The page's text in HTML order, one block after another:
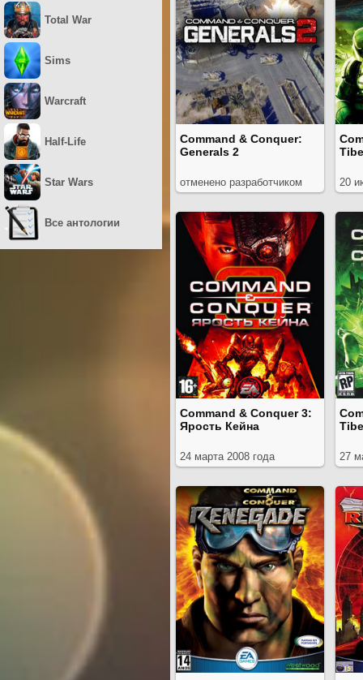
Command & Conquer:
Generals 2
отменено разработчиком 20
Command & Conquer 3:
Ярость Кейна
24 марта 2008 года 27
Total War
Sims
Warcraft
Half-Life
Star Wars
Все антологии